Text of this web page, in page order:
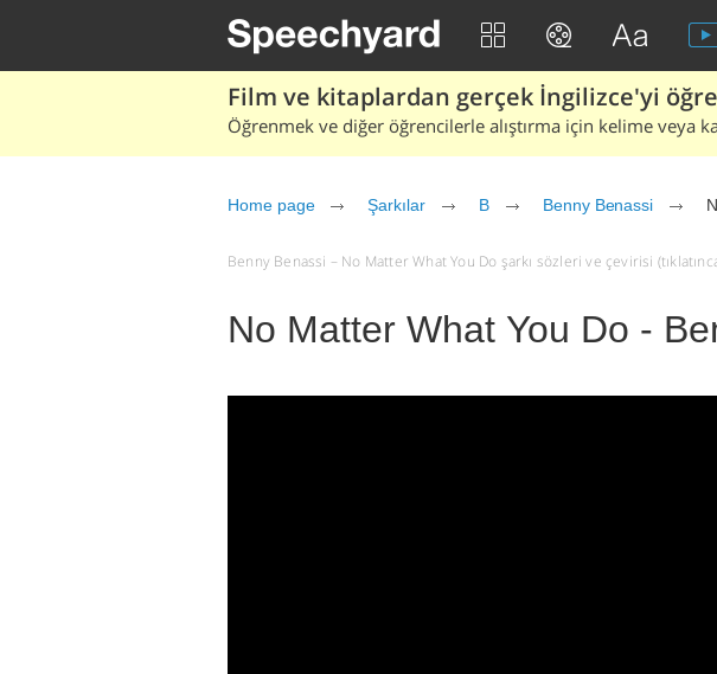
Film ve kitaplardan gerçek İngilizce'yi
Öğrenmek ve diğer öğrencilerle alıştırma için kelime veya
Home page Şarkılar B Benny Benassi
Benny Benassi – No Matter What You Do şarkı sözleri ve çevirisi
No Matter What You Do -